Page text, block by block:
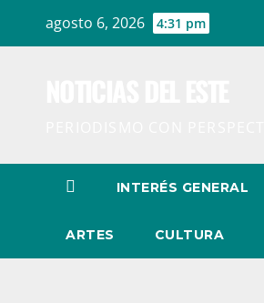
agosto 6, 2026 4:31 pm
INTERÉS GENERAL
ARTES CULTURA